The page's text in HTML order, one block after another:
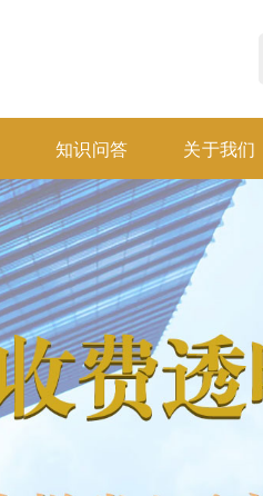
知识问答 关于我们